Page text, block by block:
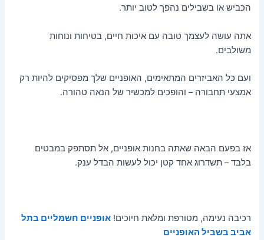
הכביש או בשבילים נהפך לטוב יותר.
אתה עושה לעצמך טובה עם איכות חיים, בטיחות ונוחות
משולבים.
ועם כל האביזרים המתאימים, האופניים שלך מפסיקים להיות רק
אמצעי תחבורה – והופכים למכשיר של הנאה טהורה.
אז בפעם הבאה שאתה בחנות אופניים, אל תסתפק במבטים
בלבד – תשדרוג אחד קטן יכול לעשות הבדל ענק.
רכיבה נעימה, מטורפת ומלאת חיוכים!אופניים חשמליים בתל
אביב בשביל האופניים